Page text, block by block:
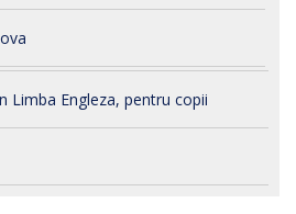
Limba Engleza, pentru copii